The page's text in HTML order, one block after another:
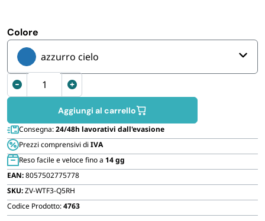
PARTY
FORNITURE SETTORE HO.RE.CA
BIODEGRADABILE
Colore
azzurro cielo
Vernice
acrilica
Multiuso
400
ml
Permanente
quantità
Aggiungi al carrello
Consegna:24/48h lavorativi dall'evasione
Prezzi comprensivi di IVA
Reso facile e veloce fino a 14 gg
EAN:8057502775778
SKU:ZV-WTF3-Q5RH
Codice Prodotto:4763